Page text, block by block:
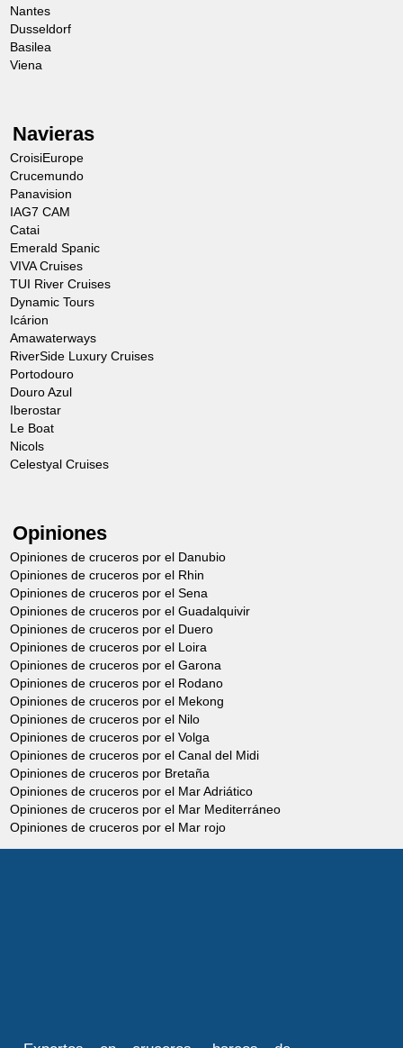
Nantes
Dusseldorf
Basilea
Viena
Navieras
CroisiEurope
Crucemundo
Panavision
IAG7 CAM
Catai
Emerald Spanic
VIVA Cruises
TUI River Cruises
Dynamic Tours
Icárion
Amawaterways
RiverSide Luxury Cruises
Portodouro
Douro Azul
Iberostar
Le Boat
Nicols
Celestyal Cruises
Opiniones
Opiniones de cruceros por el Danubio
Opiniones de cruceros por el Rhin
Opiniones de cruceros por el Sena
Opiniones de cruceros por el Guadalquivir
Opiniones de cruceros por el Duero
Opiniones de cruceros por el Loira
Opiniones de cruceros por el Garona
Opiniones de cruceros por el Rodano
Opiniones de cruceros por el Mekong
Opiniones de cruceros por el Nilo
Opiniones de cruceros por el Volga
Opiniones de cruceros por el Canal del Midi
Opiniones de cruceros por Bretaña
Opiniones de cruceros por el Mar Adriático
Opiniones de cruceros por el Mar Mediterráneo
Opiniones de cruceros por el Mar rojo